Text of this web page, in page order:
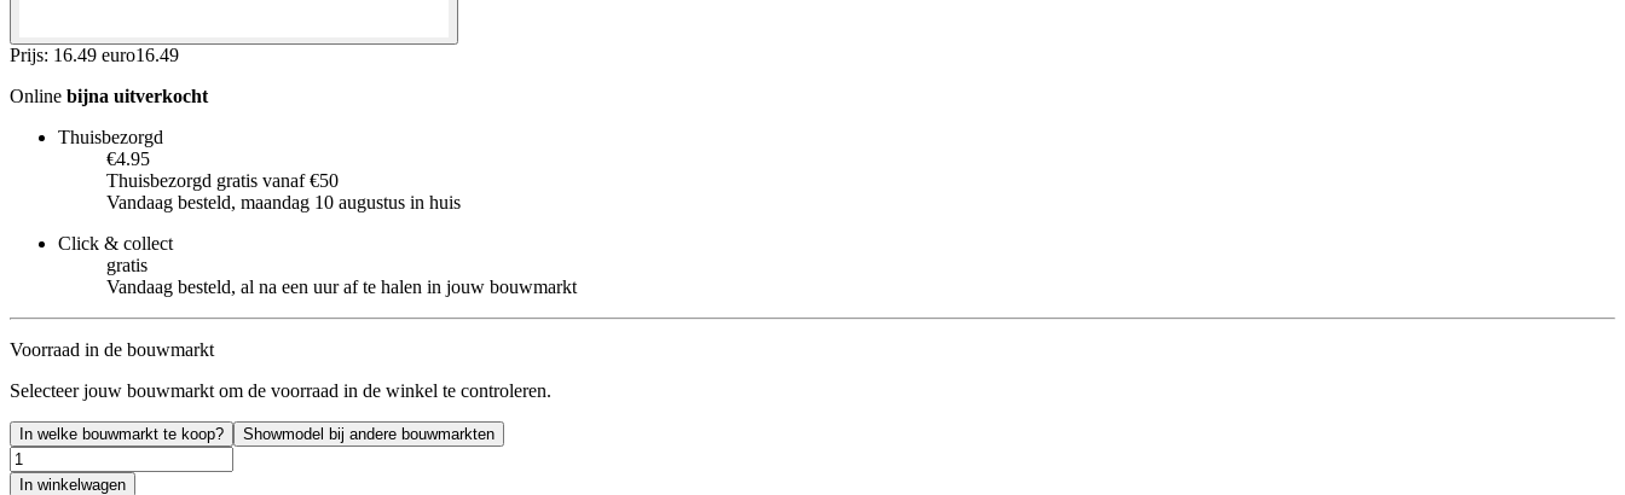
Prijs: 16.49 euro16.49
Online bijna uitverkocht
Thuisbezorgd
€4.95
Thuisbezorgd gratis vanaf €50
Vandaag besteld, maandag 10 augustus in huis
Click & collect
gratis
Vandaag besteld, al na een uur af te halen in jouw bouwmarkt
Voorraad in de bouwmarkt
Selecteer jouw bouwmarkt om de voorraad in de winkel te controleren.
In welke bouwmarkt te koop? Showmodel bij andere bouwmarkten
In winkelwagen